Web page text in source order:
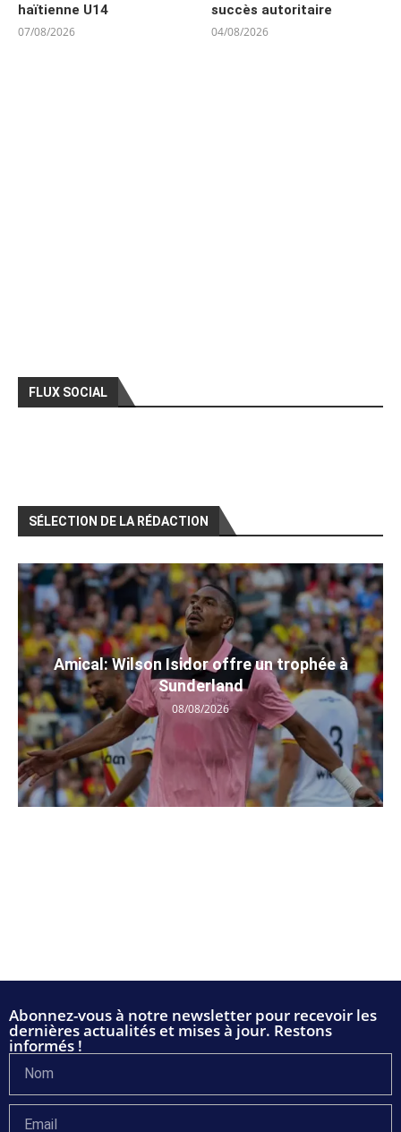
haïtienne U14
07/08/2026
succès autoritaire
04/08/2026
FLUX SOCIAL
SÉLECTION DE LA RÉDACTION
Amical: Wilson Isidor offre un trophée à
Sunderland
08/08/2026
Abonnez-vous à notre newsletter pour recevoir les
dernières actualités et mises à jour. Restons
informés !